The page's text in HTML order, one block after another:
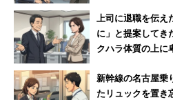
題だと指摘する声も多い。
また、40代で子どもがいないと
かしている。
上司に退職を伝え
に」と提案して
クハラ体質の上に
新幹線の名古屋乗
たリュックを置